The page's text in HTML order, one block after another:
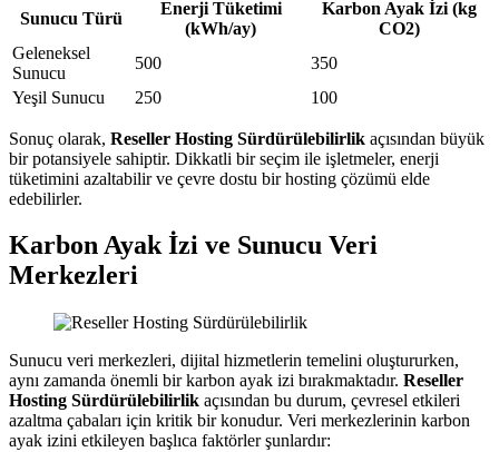
Sunucu Türü
Enerji Tüketimi
(kWh/ay)
Karbon Ayak İzi (kg
CO2)
Geleneksel
Sunucu
500
350
Yeşil Sunucu
250 100
Sonuç olarak, Reseller Hosting Sürdürülebilirlik açısından büyük
bir potansiyele sahiptir. Dikkatli bir seçim ile işletmeler, enerji
tüketimini azaltabilir ve çevre dostu bir hosting çözümü elde
edebilirler.
Karbon Ayak İzi ve Sunucu Veri
Merkezleri
Sunucu veri merkezleri, dijital hizmetlerin temelini oluştururken,
aynı zamanda önemli bir karbon ayak izi bırakmaktadır. Reseller
Hosting Sürdürülebilirlik açısından bu durum, çevresel etkileri
azaltma çabaları için kritik bir konudur. Veri merkezlerinin karbon
ayak izini etkileyen başlıca faktörler şunlardır: